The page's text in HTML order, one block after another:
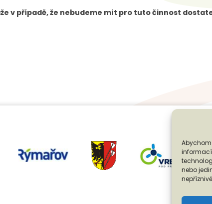
nebo
v případě, že nebudeme mít pro tuto činnost